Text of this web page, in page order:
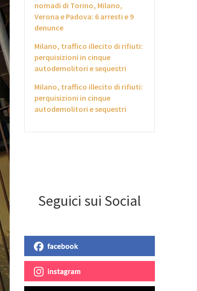
nomadi di Torino, Milano,
Verona e Padova: 6 arresti e 9
denunce
Milano, traffico illecito di rifiuti:
perquisizioni in cinque
autodemolitori e sequestri
Milano, traffico illecito di rifiuti:
perquisizioni in cinque
autodemolitori e sequestri
Seguici sui Social
facebook
instagram